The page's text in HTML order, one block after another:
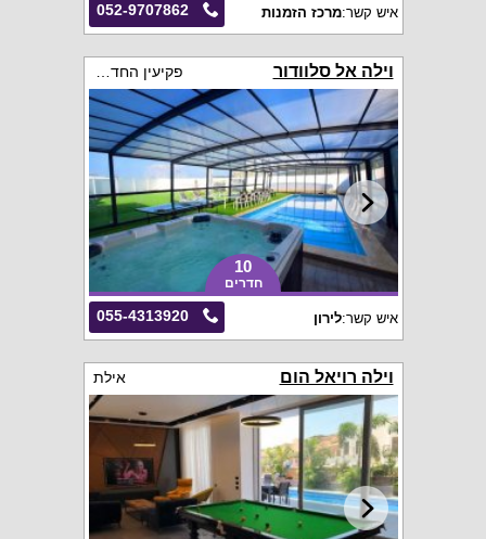
052-9707862 איש קשר:מרכז הזמנות
וילה אל סלוודור
10
חדרים
055-4313920 איש קשר:לירון
וילה רויאל הום אילת